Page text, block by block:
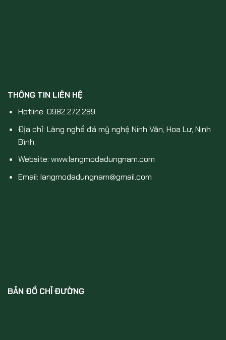
THÔNG TIN LIÊN HỆ
Hotline: 0982.272.289
Địa chỉ: Làng nghề đá mỹ nghệ Ninh Vân, Hoa Lư, Ninh
Bình
Website: www.langmodadungnam.com
Email: langmodadungnam@gmail.com
BẢN ĐỒ CHỈ ĐƯỜNG